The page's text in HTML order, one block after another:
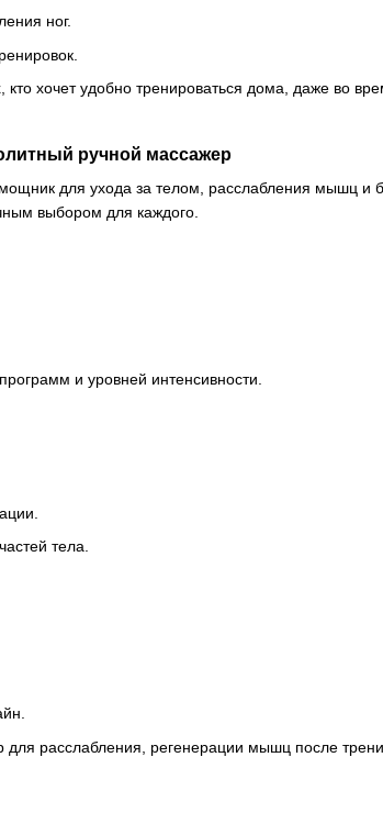
ног.
хочет удобно тренироваться дома, даже во
ручной массажер
для ухода за телом, расслабления мышц и
выбором для каждого.
и уровней интенсивности.
тела.
расслабления, регенерации мышц после